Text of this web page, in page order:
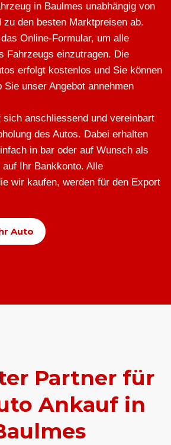
in Baulmes unabhängig von
zu den besten Marktpreisen ab.
Online-Formular, um alle
Fahrzeugs einzutragen. Die
erfolgt kostenlos und Sie können
unser Angebot annehmen
sich anschliessend und vereinbart
des Autos. Dabei erhalten
in bar oder auf Wunsch als
Ihr Bankkonto. Alle
wir kaufen, werden für den Export
Auto
Partner für
Ankauf in